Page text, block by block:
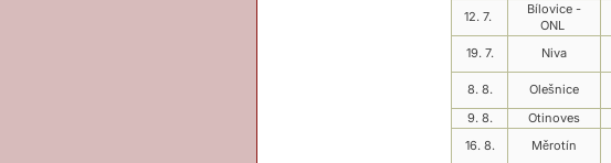
12. 7.
Bílovice -
ONL
19. 7. Niva
8. 8. Olešnice
9. 8.
Otinoves
16. 8.
Měrotín